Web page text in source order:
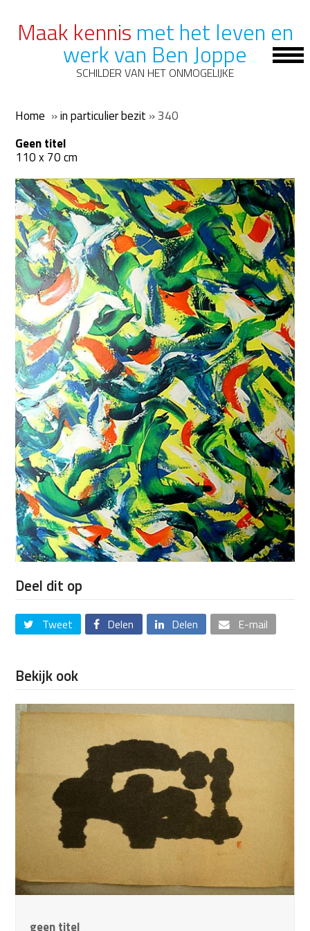
Maak kennis met het leven en
werk van Ben Joppe
SCHILDER VAN HET ONMOGELIJKE
Home »in particulier bezit »340
Geen titel
110 x 70 cm
Deel dit op
Tweet Delen Delen E-mail
Bekijk ook
geen titel